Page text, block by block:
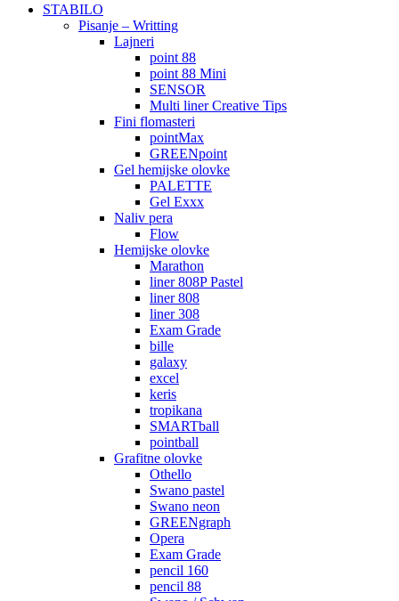
STABILO
Pisanje – Writting
Lajneri
point 88
point 88 Mini
SENSOR
Multi liner Creative Tips
Fini flomasteri
pointMax
GREENpoint
Gel hemijske olovke
PALETTE
Gel Exxx
Naliv pera
Flow
Hemijske olovke
Marathon
liner 808P Pastel
liner 808
liner 308
Exam Grade
bille
galaxy
excel
keris
tropikana
SMARTball
pointball
Grafitne olovke
Othello
Swano pastel
Swano neon
GREENgraph
Opera
Exam Grade
pencil 160
pencil 88